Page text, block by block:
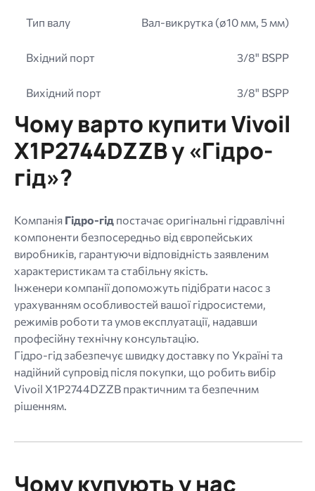
Тип валу Вал-викрутка (ø10 мм, 5 мм)
Вхідний порт 3/8" BSPP
Вихідний порт 3/8" BSPP
Чому варто купити Vivoil
X1P2744DZZB у «Гідро-
гід»?
Компанія Гідро-гід постачає оригінальні гідравлічні
компоненти безпосередньо від європейських
виробників, гарантуючи відповідність заявленим
характеристикам та стабільну якість.
Інженери компанії допоможуть підібрати насос з
урахуванням особливостей вашої гідросистеми,
режимів роботи та умов експлуатації, надавши
професійну технічну консультацію.
Гідро-гід забезпечує швидку доставку по Україні та
надійний супровід після покупки, що робить вибір
Vivoil X1P2744DZZB практичним та безпечним
рішенням.
Чому купують у нас